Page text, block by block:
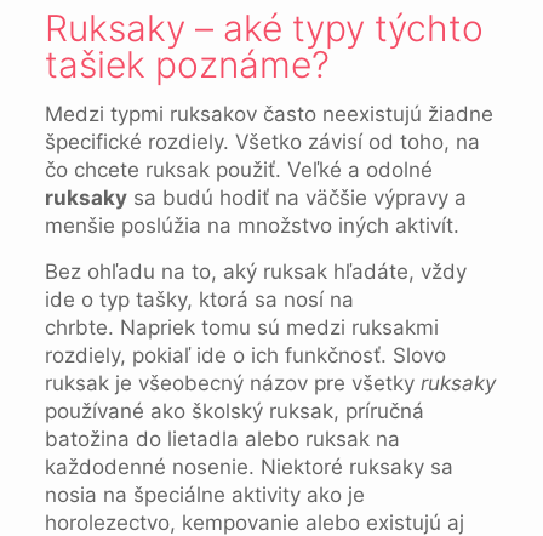
Ruksaky – aké typy týchto
tašiek poznáme?
Medzi typmi ruksakov často neexistujú žiadne
špecifické rozdiely. Všetko závisí od toho, na
čo chcete ruksak použiť. Veľké a odolné
ruksakysa budú hodiť na väčšie výpravy a
menšie poslúžia na množstvo iných aktivít.
Bez ohľadu na to, aký ruksak hľadáte, vždy
ide o typ tašky, ktorá sa nosí na
chrbte. Napriek tomu sú medzi ruksakmi
rozdiely, pokiaľ ide o ich funkčnosť. Slovo
ruksak je všeobecný názov pre všetky ruksaky
používané ako školský ruksak, príručná
batožina do lietadla alebo ruksak na
každodenné nosenie. Niektoré ruksaky sa
nosia na špeciálne aktivity ako je
horolezectvo, kempovanie alebo existujú aj